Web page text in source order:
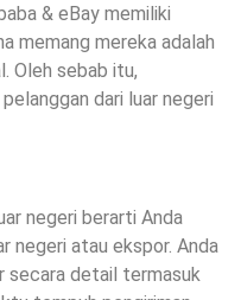
& eBay memiliki
memang mereka adalah
Oleh sebab itu,
dari luar negeri
negeri berarti Anda
negeri atau ekspor. Anda
secara detail termasuk